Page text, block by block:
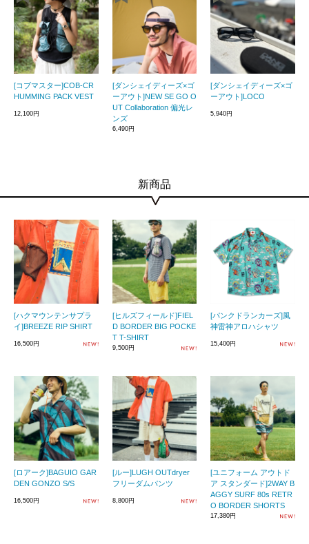
[コブマスター]COB-CR
HUMMING PACK VEST
12,100円
[ダンシェイディーズ×ゴ
ーアウト]NEW SE GO O
UT Collaboration 偏光レ
ンズ
6,490円
[ダンシェイディーズ×ゴ
ーアウト]LOCO
5,940円
新商品
[ハクマウンテンサプラ
イ]BREEZE RIP SHIRT
16,500円
[ヒルズフィールド]FIEL
D BORDER BIG POCKE
T T-SHIRT
9,500円
[パンクドランカーズ]風
神雷神アロハシャツ
15,400円
[ロアーク]BAGUIO GAR
DEN GONZO S/S
16,500円
[ルー]LUGH OUTdryer
フリーダムパンツ
8,800円
[ユニフォーム アウトド
ア スタンダード]2WAY B
AGGY SURF 80s RETR
O BORDER SHORTS
17,380円